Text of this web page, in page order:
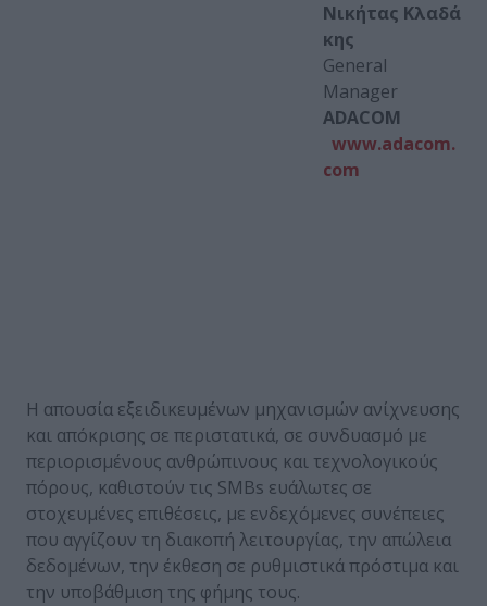
Νικήτας Κλαδά
κης
General
Manager
ADACOM
www.adacom.
com
Η απουσία εξειδικευμένων μηχανισμών ανίχνευσης
και απόκρισης σε περιστατικά, σε συνδυασμό με
περιορισμένους ανθρώπινους και τεχνολογικούς
πόρους, καθιστούν τις SMBs ευάλωτες σε
στοχευμένες επιθέσεις, με ενδεχόμενες συνέπειες
που αγγίζουν τη διακοπή λειτουργίας, την απώλεια
δεδομένων, την έκθεση σε ρυθμιστικά πρόστιμα και
την υποβάθμιση της φήμης τους.